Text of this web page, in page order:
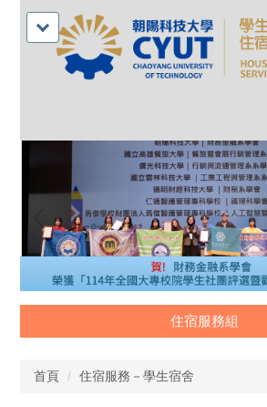
住宿服務組
住宿服務組
首頁 住宿服務－學生宿舍